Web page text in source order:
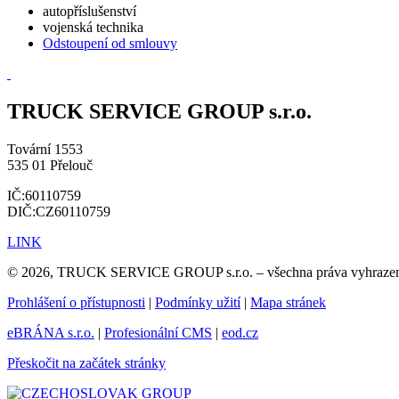
autopříslušenství
vojenská technika
Odstoupení od smlouvy
TRUCK SERVICE GROUP s.r.o.
Tovární 1553
535 01 Přelouč
IČ:60110759
DIČ:CZ60110759
LINK
© 2026, TRUCK SERVICE GROUP s.r.o. – všechna práva
Prohlášení o přístupnosti | Podmínky užití| Mapa stránek
eBRÁNA s.r.o. | Profesionální CMS | eod.cz
Přeskočit na začátek stránky